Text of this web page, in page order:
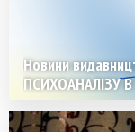
Новини
ПСИХОАНАЛІЗУ В